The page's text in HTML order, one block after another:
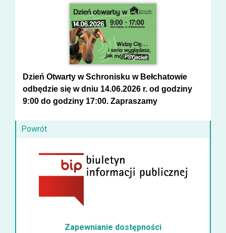
Dzień Otwarty w Schronisku w Bełchatowie
odbędzie się w dniu 14.06.2026 r. od godziny
9:00 do godziny 17:00. Zapraszamy
Powrót
Zapewnianie dostępności